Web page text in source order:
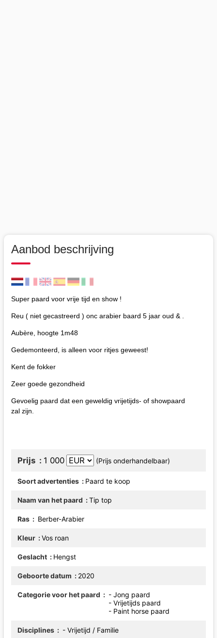
Aanbod beschrijving
Super paard voor vrije tijd en show !
Reu ( niet gecastreerd ) onc arabier baard 5 jaar oud & .
Aubère, hoogte 1m48
Gedemonteerd, is alleen voor ritjes geweest!
Kent de fokker
Zeer goede gezondheid
Gevoelig paard dat een geweldig vrijetijds- of showpaard
zal zijn.
Prijs 1 000 (Prijs onderhandelbaar)
Soort advertenties Paard te koop
Naam van het paard Tip top
Ras Berber-Arabier
Kleur Vos roan
Geslacht Hengst
Geboorte datum 2020
Categorie voor het paard
- Jong paard
- Vrijetijds paard
- Paint horse paard
Disciplines - Vrijetijd / Familie